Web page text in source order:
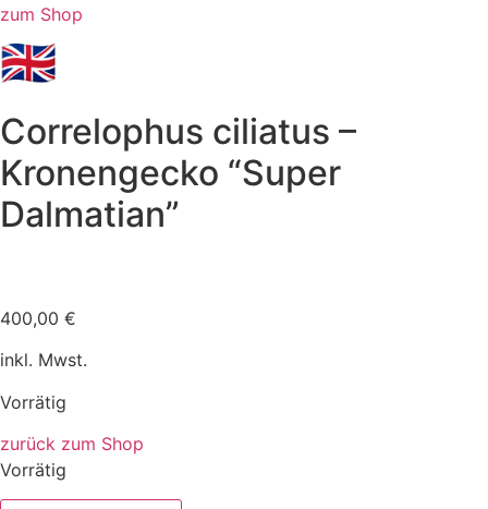
zum Shop
🇬🇧
Correlophus ciliatus –
Kronengecko “Super
Dalmatian”
400,00 €
inkl. Mwst.
Vorrätig
zurück zum Shop
Vorrätig